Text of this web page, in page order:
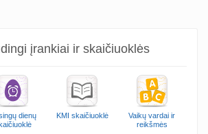
įrankiai ir skaičiuoklės
dienų
KMI skaičiuoklė
Vaikų vardai ir
reikšmės